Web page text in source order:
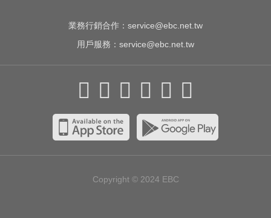
業務行銷合作： service@ebc.net.tw
用戶服務： service@ebc.net.tw
Copyright © 2024 EBC